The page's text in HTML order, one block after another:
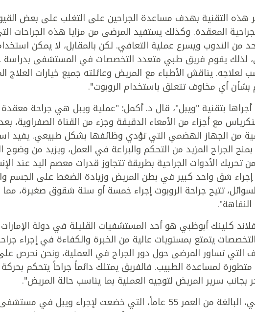
التقنية بهدف مساعدة الجراحين على التغلب على بعض
المعقدة. وكذلك يستفيد المرضى من مزايا هذه الجراحات
من الندوب ويسرع عملية التعافي. لكن بالمقابل، لا يمكن
لذلك يقوم فريق طبي متعدد التخصصات في المستشفى بدراسة
لعلاجه. يناقش الأطباء مع المريض وعائلته جميع خيارات العلاج
أي مخاوف تتعلق باستخدام الروبوت".
بتقنية "ويبل"، قال د. أكمل: "عملية ويبل هي جراحة
مع أجزاء من الأمعاء الدقيقة وجزء من القناة الصفراوية،
من الجهاز الهضمي التي تؤدي وظائفها بشكل طبيعي. يفيد
الجراح المزيد من التحكم والبراعة في العمل، ويزيد من وضوح
تحريك الأدوات الجراحية بطريقة تتجاوز قدرات معصم اليد عند
شق واحد كبير في بطن المريض وزيادة الضغط على الجسم
تتيح جراحة الروبوت إجراء خمسة أو ستة شقوق صغيرة،
كلينك أبوظبي هو أحد المستشفيات القليلة في دولة
يتمتع بمستويات عالية من الخبرة والكفاءة في إجراء
التي تساور المرضى حول دور الجراح في العملية، ونحن نحرص
لمساعدة الطبيب. فالفريق يمتلك دائماً جراحاً يتحكم بحركة
بجانب سرير المريض لتوجيه العملية بما يناسب حالة المريض".
وأشارت المريضة إم إس في، البالغة من العمر 55 عاماً، التي خضعت لإجراء ويبل